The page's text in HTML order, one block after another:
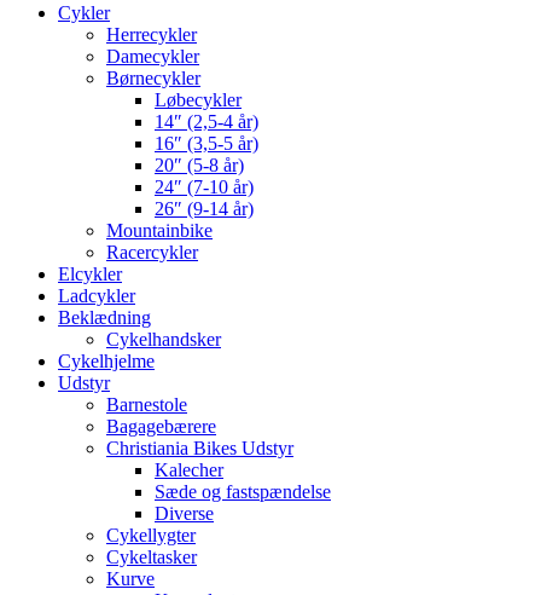
Cykler
Herrecykler
Damecykler
Børnecykler
Løbecykler
14″ (2,5-4 år)
16″ (3,5-5 år)
20″ (5-8 år)
24″ (7-10 år)
26″ (9-14 år)
Mountainbike
Racercykler
Elcykler
Ladcykler
Beklædning
Cykelhandsker
Cykelhjelme
Udstyr
Barnestole
Bagagebærere
Christiania Bikes Udstyr
Kalecher
Sæde og fastspændelse
Diverse
Cykellygter
Cykeltasker
Kurve